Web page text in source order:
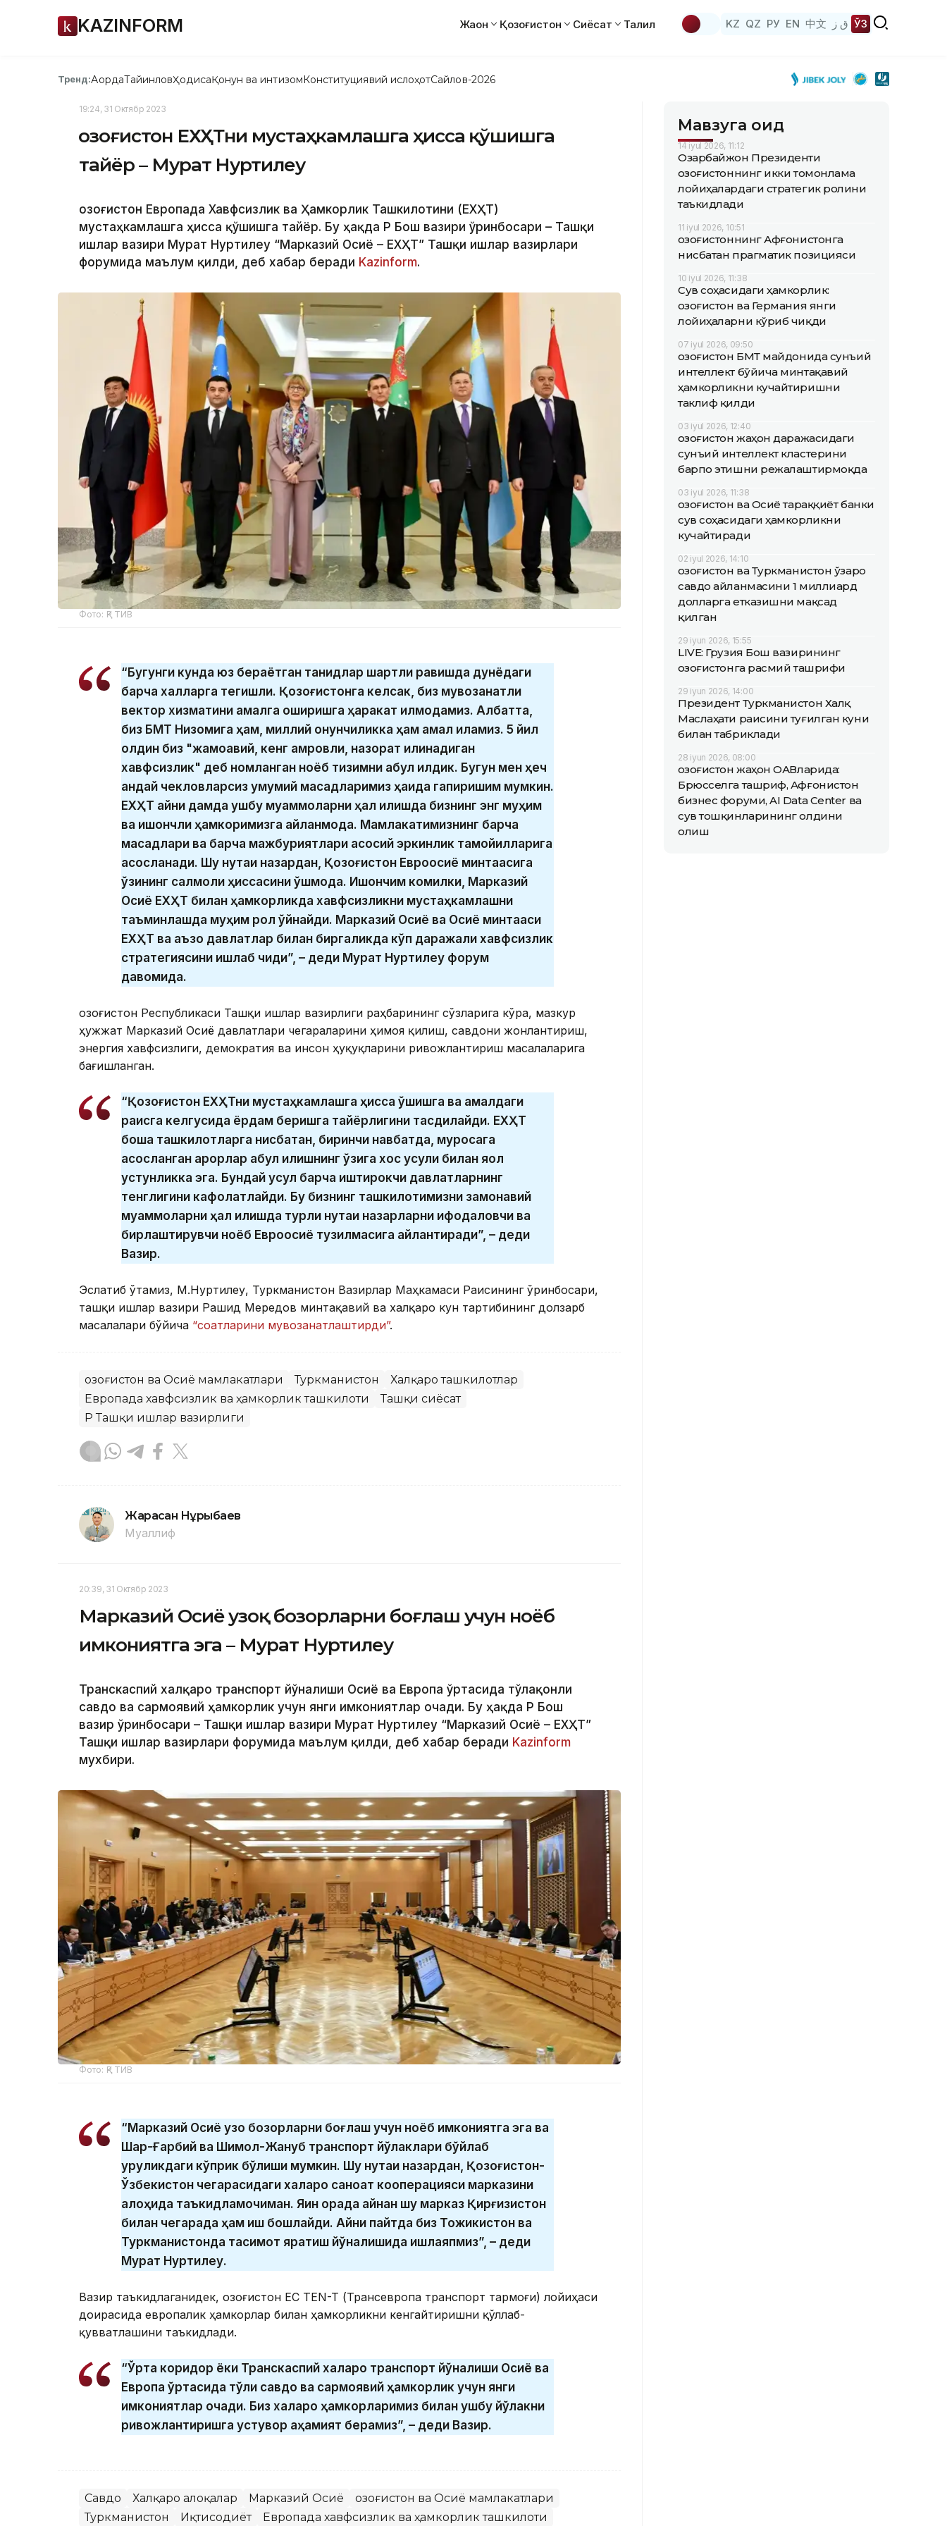
KAZINFORM Жаҳон Қозоғистон Сиёсат Таҳлил KZ QZ РУ EN 中文 ق ز ЎЗ
Тренд:АқордаТайинловҲодисаҚонун ва интизомКонституциявий ислоҳотСайлов-2026
19:24, 31 Октябр 2023
Қозоғистон ЕХҲТни мустаҳкамлашга ҳисса қўшишга
тайёр – Мурат Нуртилеу
Қозоғистон Европада Хавфсизлик ва Ҳамкорлик Ташкилотини (ЕХҲТ)
мустаҳкамлашга ҳисса қўшишга тайёр. Бу ҳақда ҚР Бош вазири ўринбосари – Ташқи
ишлар вазири Мурат Нуртилеу “Марказий Осиё – ЕХҲТ” Ташқи ишлар вазирлари
форумида маълум қилди, деб хабар беради Kazinform.
Фото: ҚР ТИВ
“Бугунги кунда юз бераётган танқидлар шартли равишда дунёдаги
барча халқларга тегишли. Қозоғистонга келсак, биз мувозанатли
вектор хизматини амалга оширишга ҳаракат қилмоқдамиз. Албатта,
биз БМТ Низомига ҳам, миллий қонунчиликка ҳам амал қиламиз. 5 йил
олдин биз "жамоавий, кенг қамровли, назорат қилинадиган
хавфсизлик" деб номланган ноёб тизимни қабул қилдик. Бугун мен ҳеч
қандай чекловларсиз умумий мақсадларимиз ҳақида гапиришим мумкин.
ЕХҲТ айни дамда ушбу муаммоларни ҳал қилишда бизнинг энг муҳим
ва ишончли ҳамкоримизга айланмоқда. Мамлакатимизнинг барча
мақсадлари ва барча мажбуриятлари асосий эркинлик тамойилларига
асосланади. Шу нуқтаи назардан, Қозоғистон Евроосиё минтақасига
ўзининг салмоқли ҳиссасини қўшмоқда. Ишончим комилки, Марказий
Осиё ЕХҲТ билан ҳамкорликда хавфсизликни мустаҳкамлашни
таъминлашда муҳим рол ўйнайди. Марказий Осиё ва Осиё минтақаси
ЕХҲТ ва аъзо давлатлар билан биргаликда кўп даражали хавфсизлик
стратегиясини ишлаб чиқди”, – деди Мурат Нуртилеу форум
давомида.
Қозоғистон Республикаси Ташқи ишлар вазирлиги раҳбарининг сўзларига кўра, мазкур
ҳужжат Марказий Осиё давлатлари чегараларини ҳимоя қилиш, савдони жонлантириш,
энергия хавфсизлиги, демократия ва инсон ҳуқуқларини ривожлантириш масалаларига
бағишланган.
“Қозоғистон ЕХҲТни мустаҳкамлашга ҳисса қўшишга ва амалдаги
раисга келгусида ёрдам беришга тайёрлигини тасдиқлайди. ЕХҲТ
бошқа ташкилотларга нисбатан, биринчи навбатда, муросага
асосланган қарорлар қабул қилишнинг ўзига хос усули билан яққол
устунликка эга. Бундай усул барча иштирокчи давлатларнинг
тенглигини кафолатлайди. Бу бизнинг ташкилотимизни замонавий
муаммоларни ҳал қилишда турли нуқтаи назарларни ифодаловчи ва
бирлаштирувчи ноёб Евроосиё тузилмасига айлантиради”, – деди
Вазир.
Эслатиб ўтамиз, М.Нуртилеу, Туркманистон Вазирлар Маҳкамаси Раисининг ўринбосари,
ташқи ишлар вазири Рашид Мередов минтақавий ва халқаро кун тартибининг долзарб
масалалари бўйича “соатларини мувозанатлаштирди”.
Қозоғистон ва Осиё мамлакатлари Туркманистон
Халқаро ташкилотлар
Европада хавфсизлик ва ҳамкорлик ташкилоти
Ташқи сиёсат
ҚР Ташқи ишлар вазирлиги
Жарасқан Нұрыбаев
Муаллиф
20:39, 31 Октябр 2023
Марказий Осиё узоқ бозорларни боғлаш учун ноёб
имкониятга эга – Мурат Нуртилеу
Транскаспий халқаро транспорт йўналиши Осиё ва Европа ўртасида тўлақонли
савдо ва сармоявий ҳамкорлик учун янги имкониятлар очади. Бу ҳақда ҚР Бош
вазир ўринбосари – Ташқи ишлар вазири Мурат Нуртилеу “Марказий Осиё – ЕХҲТ”
Ташқи ишлар вазирлари форумида маълум қилди, деб хабар беради Kazinform
мухбири.
Фото: ҚР ТИВ
“Марказий Осиё узоқ бозорларни боғлаш учун ноёб имкониятга эга ва
Шарқ-Ғарбий ва Шимол-Жануб транспорт йўлаклари бўйлаб
қуруқликдаги кўприк бўлиши мумкин. Шу нуқтаи назардан, Қозоғистон-
Ўзбекистон чегарасидаги халқаро саноат кооперацияси марказини
алоҳида таъкидламоқчиман. Яқин орада айнан шу марказ Қирғизистон
билан чегарада ҳам иш бошлайди. Айни пайтда биз Тожикистон ва
Туркманистонда тақсимот яратиш йўналишида ишлаяпмиз”, – деди
Мурат Нуртилеу.
Вазир таъкидлаганидек, Қозоғистон ЕС TEN-T (Трансевропа транспорт тармоғи) лойиҳаси
доирасида европалик ҳамкорлар билан ҳамкорликни кенгайтиришни қўллаб-
қувватлашини таъкидлади.
“Ўрта коридор ёки Транскаспий халқаро транспорт йўналиши Осиё ва
Европа ўртасида тўлиқ савдо ва сармоявий ҳамкорлик учун янги
имкониятлар очади. Биз халқаро ҳамкорларимиз билан ушбу йўлакни
ривожлантиришга устувор аҳамият берамиз”, – деди Вазир.
Савдо Халқаро алоқалар Марказий Осиё
Қозоғистон ва Осиё мамлакатлари
Туркманистон
Иқтисодиёт Европада хавфсизлик ва ҳамкорлик ташкилоти
Мавзуга оид
14 iyul 2026, 11:12
Озарбайжон Президенти
Қозоғистоннинг икки томонлама
лойиҳалардаги стратегик ролини
таъкидлади
11 iyul 2026, 10:51
Қозоғистоннинг Афғонистонга
нисбатан прагматик позицияси
10 iyul 2026, 11:38
Сув соҳасидаги ҳамкорлик:
Қозоғистон ва Германия янги
лойиҳаларни кўриб чиқди
07 iyul 2026, 09:50
Қозоғистон БМТ майдонида сунъий
интеллект бўйича минтақавий
ҳамкорликни кучайтиришни
таклиф қилди
03 iyul 2026, 12:40
Қозоғистон жаҳон даражасидаги
сунъий интеллект кластерини
барпо этишни режалаштирмоқда
03 iyul 2026, 11:38
Қозоғистон ва Осиё тараққиёт банки
сув соҳасидаги ҳамкорликни
кучайтиради
02 iyul 2026, 14:10
Қозоғистон ва Туркманистон ўзаро
савдо айланмасини 1 миллиард
долларга етказишни мақсад
қилган
29 iyun 2026, 15:55
LIVE: Грузия Бош вазирининг
Қозоғистонга расмий ташрифи
29 iyun 2026, 14:00
Президент Туркманистон Халқ
Маслаҳати раисини туғилган куни
билан табриклади
28 iyun 2026, 08:00
Қозоғистон жаҳон ОАВларида:
Брюсселга ташриф, Афғонистон
бизнес форуми, AI Data Center ва
сув тошқинларининг олдини
олиш